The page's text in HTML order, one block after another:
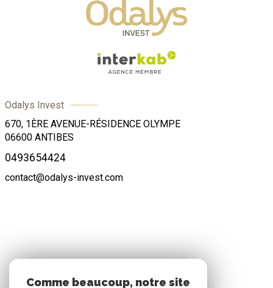
Odalys Invest
670, 1ÈRE AVENUE-RÉSIDENCE OLYMPE
06600 ANTIBES
0493654424
contact@odalys-invest.com
Comme beaucoup, notre site